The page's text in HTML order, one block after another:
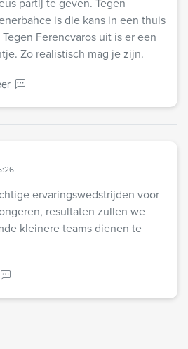
partij te geven. Tegen
is die kans in een thuis
Ferencvaros uit is er een
Zo realistisch mag je zijn.
ervaringswedstrijden voor
resultaten zullen we
kleinere teams dienen te